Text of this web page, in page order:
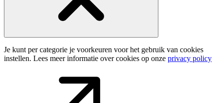
Je kunt per categorie je voorkeuren voor het gebruik van cookies
instellen. Lees meer informatie over cookies op onze privacy policy